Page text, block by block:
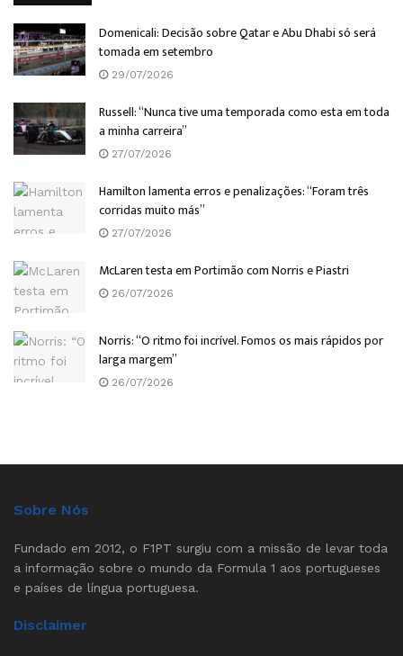
Domenicali: Decisão sobre Qatar e Abu Dhabi só será
tomada em setembro
29/07/2026
Russell: “Nunca tive uma temporada como esta em toda
a minha carreira”
27/07/2026
Hamilton lamenta erros e penalizações: “Foram três
corridas muito más”
27/07/2026
McLaren testa em Portimão com Norris e Piastri
26/07/2026
Norris: “O ritmo foi incrível. Fomos os mais rápidos por
larga margem”
26/07/2026
Sobre Nós
Fundado em 2012, o F1PT surgiu com a missão de levar toda
a informação sobre o mundo da Formula 1 aos portugueses
e países de língua portuguesa.
Disclaimer